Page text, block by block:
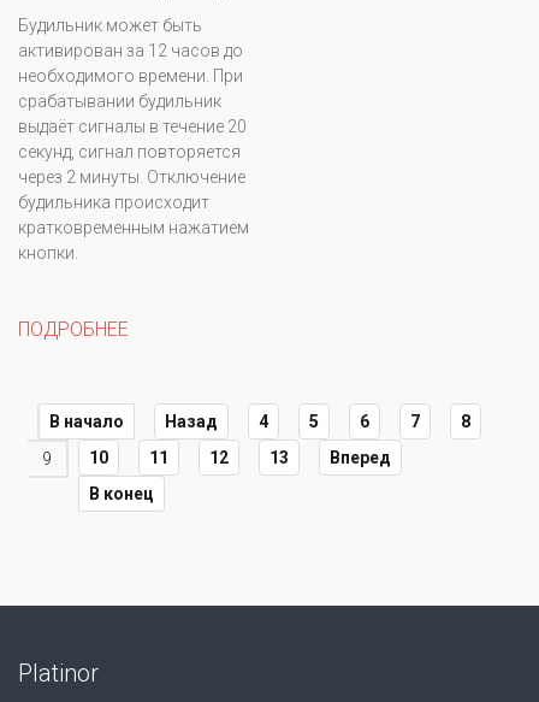
Будильник может быть
активирован за 12 часов до
необходимого времени. При
срабатывании будильник
выдаёт сигналы в течение 20
секунд, сигнал повторяется
через 2 минуты. Отключение
будильника происходит
кратковременным нажатием
кнопки.
ПОДРОБНЕЕ
В начало Назад 4 5 6 7
8
9
10 11 12 13
Вперед
В конец
Platinor